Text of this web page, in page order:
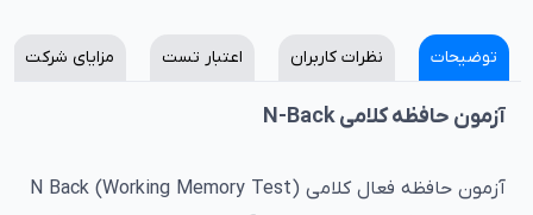
توضیحات نظرات کاربران اعتبار تست مزایای شرکت
آزمون حافظه کلامی N-Back
آزمون حافظه فعال کلامی N Back (Working Memory Test)